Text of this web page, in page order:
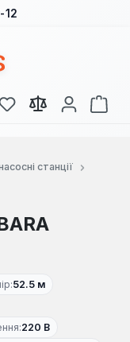
12
У вас є 0 у списку
станції
52.5 м
220 В